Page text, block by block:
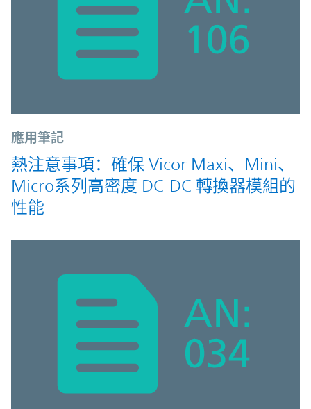
應用筆記
熱注意事項：確保 Vicor Maxi、Mini、
Micro系列高密度 DC-DC 轉換器模組的
性能